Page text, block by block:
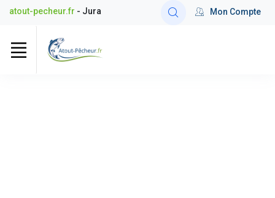
atout-pecheur.fr - Jura Mon Compte